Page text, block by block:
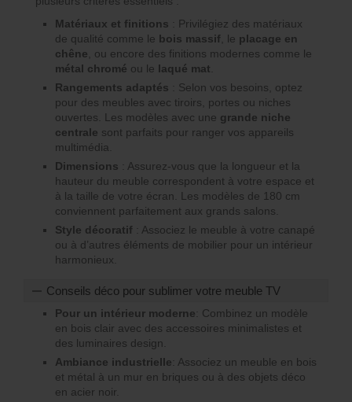
Matériaux et finitions : Privilégiez des matériaux
de qualité comme le bois massif , le placage en
chêne , ou encore des finitions modernes comme le
métal chromé ou le laqué mat
Rangements adaptés : Selon vos besoins, optez
pour des meubles avec tiroirs, portes ou niches
ouvertes. Les modèles avec une grande niche
centrale sont parfaits pour ranger vos appareils
multimédia.
Dimensions : Assurez-vous que la longueur et la
hauteur du meuble correspondent à votre espace et
à la taille de votre écran. Les modèles de 180 cm
conviennent parfaitement aux grands salons.
Style décoratif : Associez le meuble à votre canapé
ou à d’autres éléments de mobilier pour un intérieur
harmonieux.
Conseils déco pour sublimer votre meuble TV
Pour un intérieur moderne : Combinez un modèle
en bois clair avec des accessoires minimalistes et
des luminaires design.
Ambiance industrielle : Associez un meuble en bois
et métal à un mur en briques ou à des objets déco
en acier noir.